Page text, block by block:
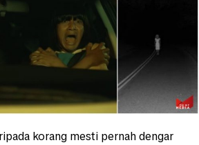
korang mesti pernah dengar